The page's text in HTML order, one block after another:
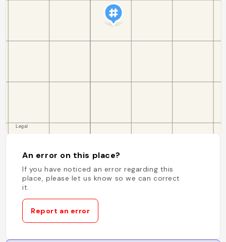
An error on this place?
If you have noticed an error regarding this
place, please let us know so we can correct
it.
Report an error